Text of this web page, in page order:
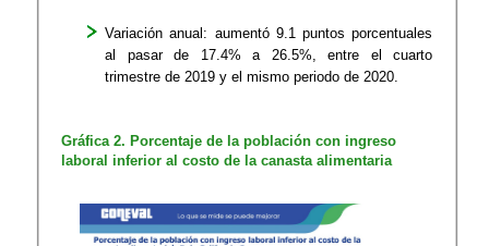
Variación anual: aumentó 9.1 puntos porcentuales
al pasar de 17.4% a 26.5%, entre el cuarto
trimestre de 2019 y el mismo periodo de 2020.
Gráfica 2. Porcentaje de la población con ingreso
laboral inferior al costo de la canasta alimentaria